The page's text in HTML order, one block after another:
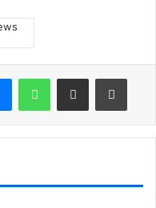
MessengerWhatsAppShare via Email Print